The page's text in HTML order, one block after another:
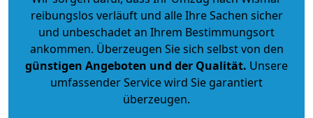
reibungslos verläuft und alle Ihre Sachen sicher
und unbeschadet an Ihrem Bestimmungsort
ankommen. Überzeugen Sie sich selbst von den
günstigen Angeboten und der Qualität. Unsere
umfassender Service wird Sie garantiert
überzeugen.